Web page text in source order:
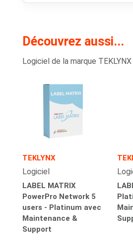
Découvrez aussi...
Logiciel de la marque TEKLYNX
TEKLYNX
Logiciel
LABEL MATRIX
PowerPro Network 5
users - Platinum avec
Maintenance &
Support